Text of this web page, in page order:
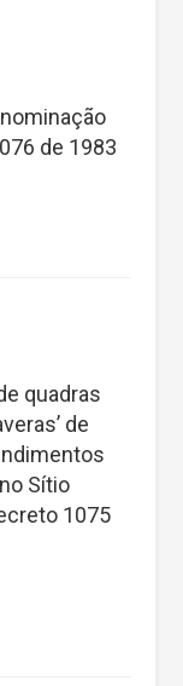
de 1983
quadras
de
Sítio
1075